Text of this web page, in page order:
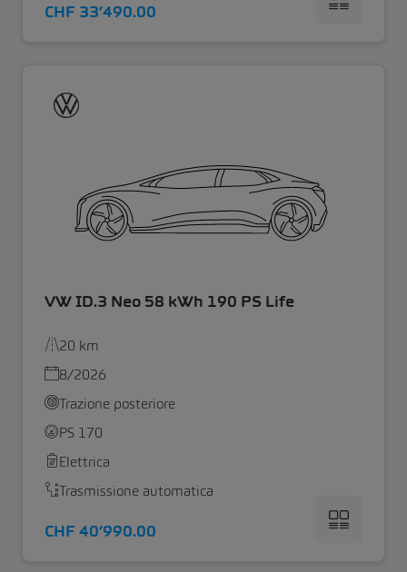
CHF 33’490.00
VW ID.3 Neo 58 kWh 190 PS Life
20 km
8/2026
Trazione posteriore
PS 170
Elettrica
Trasmissione automatica
CHF 40’990.00